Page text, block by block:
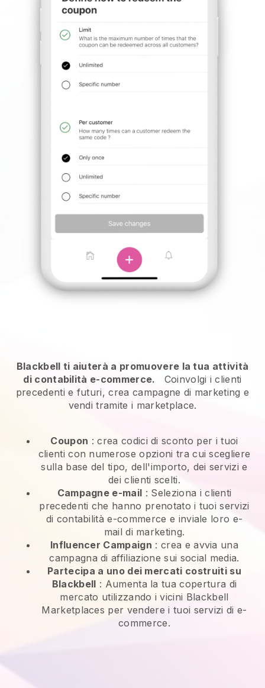
Blackbell ti aiuterà a promuovere la tua attività
di contabilità e-commerce.
Coinvolgi i clienti
precedenti e futuri, crea campagne di marketing e
vendi tramite i marketplace.
Coupon : crea codici di sconto per i tuoi
clienti con numerose opzioni tra cui scegliere
sulla base del tipo, dell'importo, dei servizi e
dei clienti scelti.
Campagne e-mail : Seleziona i clienti
precedenti che hanno prenotato i tuoi servizi
di contabilità e-commerce e inviale loro e-
mail di marketing.
Influencer Campaign : crea e avvia una
campagna di affiliazione sui social media.
Partecipa a uno dei mercati costruiti su
Blackbell : Aumenta la tua copertura di
mercato utilizzando i vicini Blackbell
Marketplaces per vendere i tuoi servizi di e-
commerce.